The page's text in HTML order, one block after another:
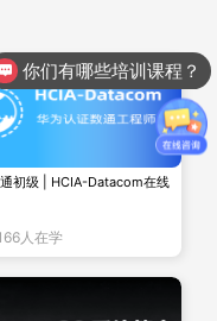
对点链路通信（如拨号
：同步串行链路协
：将IP地址解析为
初级 | HCIA-Datacom在线
人在学
你们有哪些培训课程？
你们是怎么收费的呢